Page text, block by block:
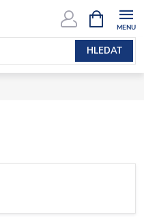
HLEDAT
NÁKUPNÍ
KOŠÍK